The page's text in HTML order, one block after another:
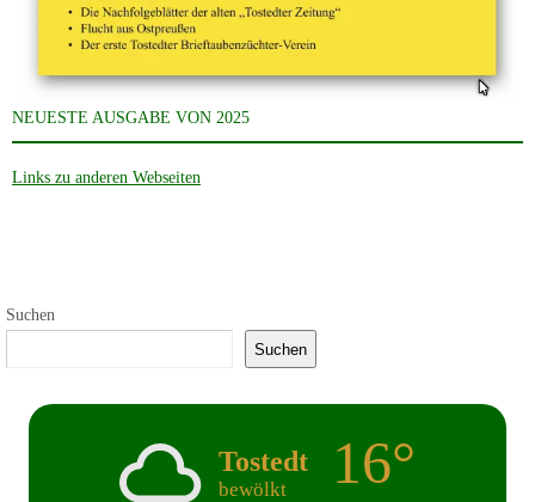
NEUESTE AUSGABE VON 2025
Links zu anderen Webseiten
Suchen
Suchen
Tostedt
bewölkt 16°